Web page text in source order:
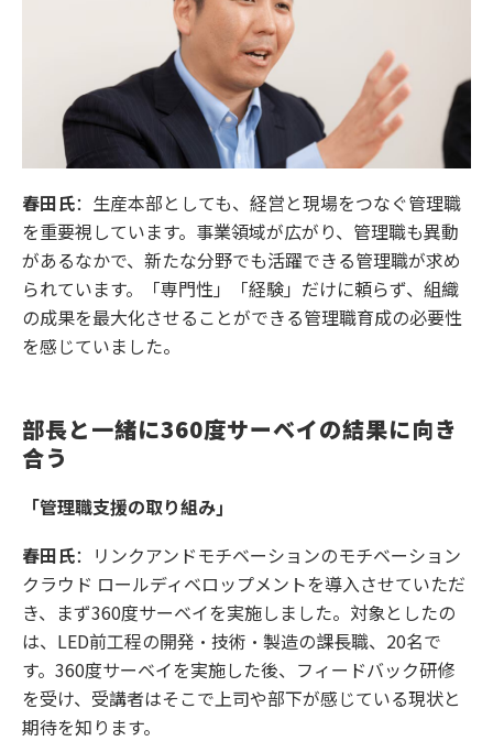
春田氏：生産本部としても、経営と現場をつなぐ管理職
を重要視しています。事業領域が広がり、管理職も異動
があるなかで、新たな分野でも活躍できる管理職が求め
られています。「専門性」「経験」だけに頼らず、組織
の成果を最大化させることができる管理職育成の必要性
を感じていました。
部長と一緒に360度サーベイの結果に向き
合う
「管理職支援の取り組み」
春田氏：リンクアンドモチベーションのモチベーション
クラウド ロールディベロップメントを導入させていただ
き、まず360度サーベイを実施しました。対象としたの
は、LED前工程の開発・技術・製造の課長職、20名で
す。360度サーベイを実施した後、フィードバック研修
を受け、受講者はそこで上司や部下が感じている現状と
期待を知ります。